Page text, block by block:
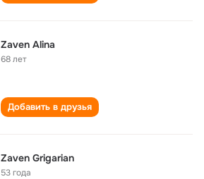
Zaven Alina
68 лет
Добавить в друзья
Zaven Grigarian
53 года